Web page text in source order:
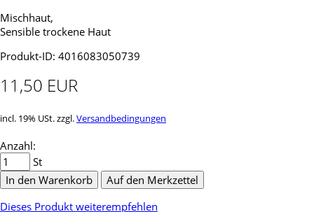
Mischhaut,
Sensible trockene Haut
Produkt-ID: 4016083050739
11,50 EUR
incl. 19% USt. zzgl.Versandbedingungen
Anzahl:
St
In den Warenkorb
Auf den Merkzettel
Dieses Produkt weiterempfehlen